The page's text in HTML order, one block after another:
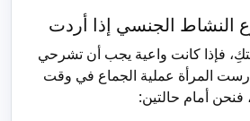
الجنسي إذا أردت
فإذا كانت واعية يجب أن تشرحي
المرأة عملية الجماع في وقت
أمام حالتين: